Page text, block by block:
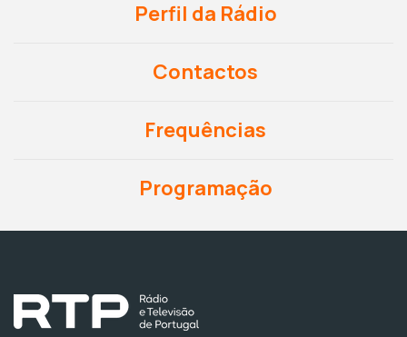
Perfil da Rádio
Contactos
Frequências
Programação